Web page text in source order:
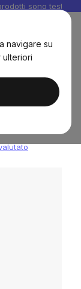
navigare su
ulteriori
sono testati
per